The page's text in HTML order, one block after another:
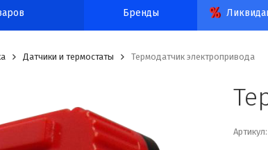
Бренды
Датчики и термостаты Термодатчик электропривода
Артикул: